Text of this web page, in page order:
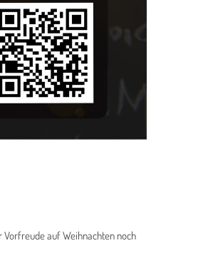
auf Weihnachten noch